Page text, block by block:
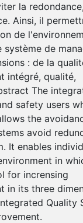
la
Ainsi, il
de
de
: de la
intégré, qualité,
The
safety users
the
avoid
It enables
in
for incrensing
in its three
Quality